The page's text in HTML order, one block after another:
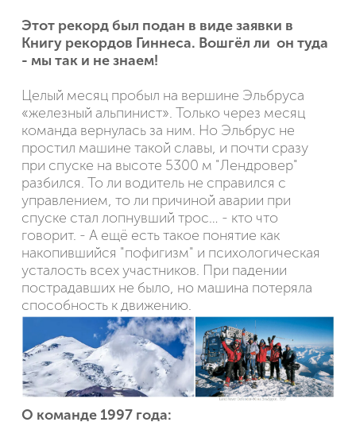
Этот рекорд был подан в виде заявки в
Книгу рекордов Гиннеса. Вошгёл ли он туда
- мы так и не знаем!
Целый месяц пробыл на вершине Эльбруса
«железный альпинист». Только через месяц
команда вернулась за ним. Но Эльбрус не
простил машине такой славы, и почти сразу
при спуске на высоте 5300 м "Лендровер"
разбился. То ли водитель не справился с
управлением, то ли причиной аварии при
спуске стал лопнувший трос… - кто что
говорит. - А ещё есть такое понятие как
накопившийся "пофигизм" и психологическая
усталость всех участников. При падении
пострадавших не было, но машина потеряла
способность к движению.
О команде 1997 года: